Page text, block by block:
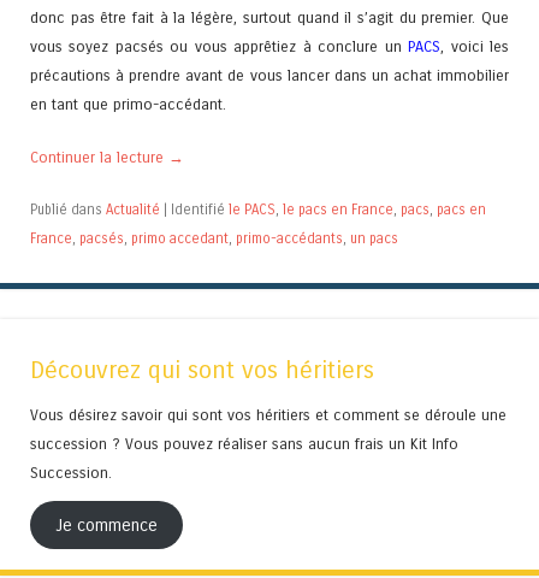
donc pas être fait à la légère, surtout quand il s’agit du premier. Que
vous soyez pacsés ou vous apprêtiez à conclure unPACS, voici les
précautions à prendre avant de vous lancer dans un achat immobilier
en tant que primo-accédant.
Continuer la lecture →
Publié dans Actualité | Identifié le PACS, le pacs en France, pacs, pacs en
France, pacsés, primo accedant, primo-accédants, un pacs
Découvrez qui sont vos héritiers
Vous désirez savoir qui sont vos héritiers et comment se déroule une
succession ? Vous pouvez réaliser sans aucun frais un Kit Info
Succession.
Je commence